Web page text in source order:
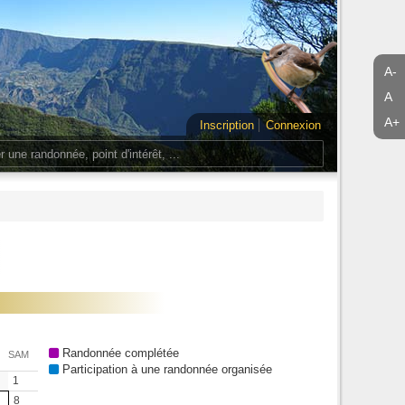
A-
A
A+
Inscription
Connexion
SAM
1
8
Randonnée complétée
Participation à une randonnée organisée